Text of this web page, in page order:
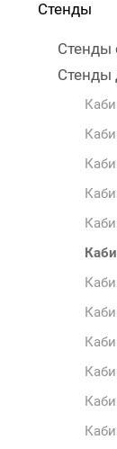
Стенды
Стенды
Стенды